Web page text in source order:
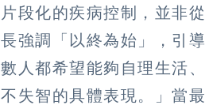
段化的疾病控制，並非
強調「以終為始」，引
人都希望能夠自理生活
失智的具體表現。」當